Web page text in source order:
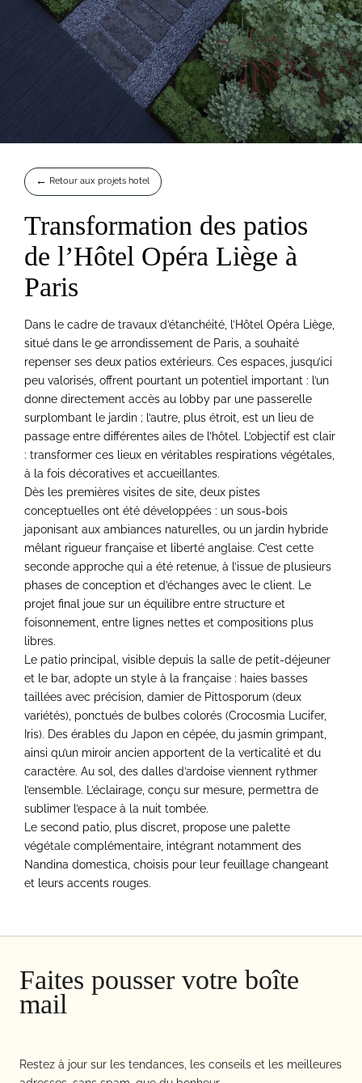
Retour aux projets hotel
Transformation des patios
de l’Hôtel Opéra Liège à
Paris
Dans le cadre de travaux d’étanchéité, l’Hôtel Opéra Liège,
situé dans le 9e arrondissement de Paris, a souhaité
repenser ses deux patios extérieurs. Ces espaces, jusqu’ici
peu valorisés, offrent pourtant un potentiel important : l’un
donne directement accès au lobby par une passerelle
surplombant le jardin ; l’autre, plus étroit, est un lieu de
passage entre différentes ailes de l’hôtel. L’objectif est clair
: transformer ces lieux en véritables respirations végétales,
à la fois décoratives et accueillantes.
Dès les premières visites de site, deux pistes
conceptuelles ont été développées : un sous-bois
japonisant aux ambiances naturelles, ou un jardin hybride
mêlant rigueur française et liberté anglaise. C’est cette
seconde approche qui a été retenue, à l’issue de plusieurs
phases de conception et d’échanges avec le client. Le
projet final joue sur un équilibre entre structure et
foisonnement, entre lignes nettes et compositions plus
libres.
Le patio principal, visible depuis la salle de petit-déjeuner
et le bar, adopte un style à la française : haies basses
taillées avec précision, damier de Pittosporum (deux
variétés), ponctués de bulbes colorés (Crocosmia Lucifer,
Iris). Des érables du Japon en cépée, du jasmin grimpant,
ainsi qu’un miroir ancien apportent de la verticalité et du
caractère. Au sol, des dalles d’ardoise viennent rythmer
l’ensemble. L’éclairage, conçu sur mesure, permettra de
sublimer l’espace à la nuit tombée.
Le second patio, plus discret, propose une palette
végétale complémentaire, intégrant notamment des
Nandina domestica, choisis pour leur feuillage changeant
et leurs accents rouges.
Faites pousser votre boîte
mail
Restez à jour sur les tendances, les conseils et les meilleures